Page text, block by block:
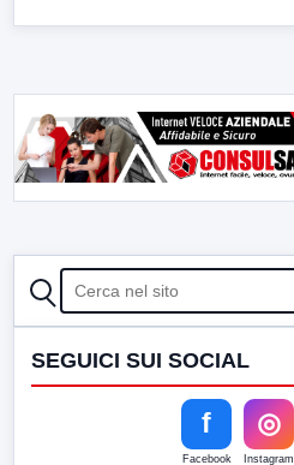
CERCA
SEGUICI SUI SOCIAL
f
Facebook
◎
Instagram